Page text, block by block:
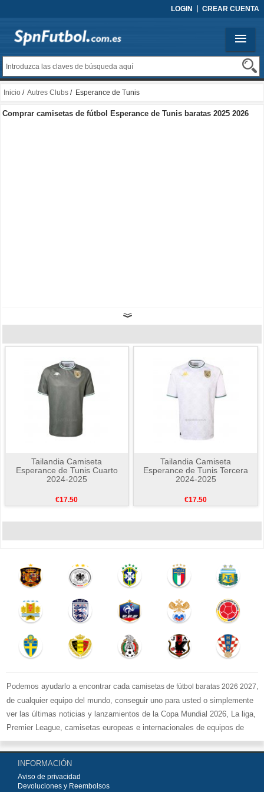
LOGIN CREAR CUENTA
Inicio / Autres Clubs / Esperance de Tunis
Comprar camisetas de fútbol Esperance de Tunis baratas 2025 2026
Tailandia Camiseta
Esperance de Tunis Cuarto
2024-2025
€17.50
Tailandia Camiseta
Esperance de Tunis Tercera
2024-2025
€17.50
Podemos ayudarlo a encontrar cada camisetas de fútbol baratas 2026 2027,
de cualquier equipo del mundo, conseguir uno para usted o simplemente
ver las últimas noticias y lanzamientos de la Copa Mundial 2026, La liga,
Premier League, camisetas europeas e internacionales de equipos de
fútbol y kits.
Comprecamisetas de fútbol baratas replicasen la tienda deportiva
más grande de Europa. ¡Grandes ofertas en todas las camisetas del club
de fútbol, ​​kits europeos e internacionales, todo a los precios más bajos!
INFORMACIÓN
Aviso de privacidad
Devoluciones y Reembolsos